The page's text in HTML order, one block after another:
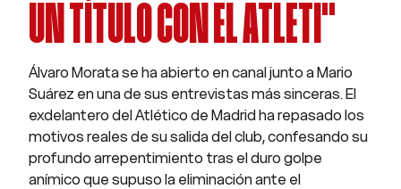
UN TÍTULO CON EL ATLETI"
Álvaro Morata se ha abierto en canal junto a Mario
Suárez en una de sus entrevistas más sinceras. El
exdelantero del Atlético de Madrid ha repasado los
motivos reales de su salida del club, confesando su
profundo arrepentimiento tras el duro golpe
anímico que supuso la eliminación ante el